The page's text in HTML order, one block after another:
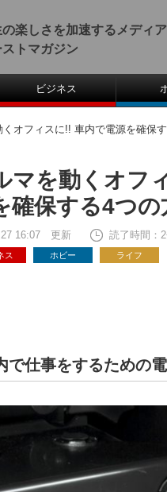
の楽しさを加速するメディア
ストマガジン
ビジネス
くオフィスに!! 車内で電源を確保
マを動くオフ
確保する4つの
16:07 更新 読了時間：
ス ホビー ライフ
で仕事をするための